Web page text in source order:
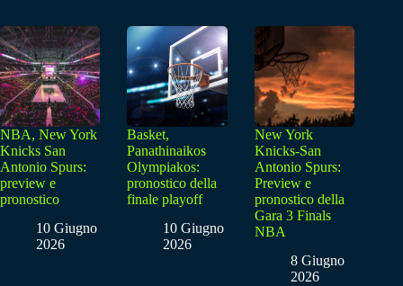
NBA, New York
Knicks San
Antonio Spurs:
preview e
pronostico
10 Giugno
2026
Basket,
Panathinaikos
Olympiakos:
pronostico della
finale playoff
10 Giugno
2026
New York
Knicks-San
Antonio Spurs:
Preview e
pronostico della
Gara 3 Finals
NBA
8 Giugno
2026